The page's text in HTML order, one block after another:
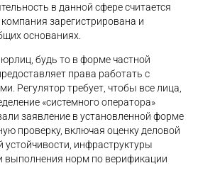
в данной сфере считается
зарегистрирована и
основаниях.
будь то в форме частной
права работать с
Регулятор требует, чтобы все лица,
«системного оператора»
заявление в установленной форме
проверку, включая оценку деловой
устойчивости, инфраструктуры
выполнения норм по верификации